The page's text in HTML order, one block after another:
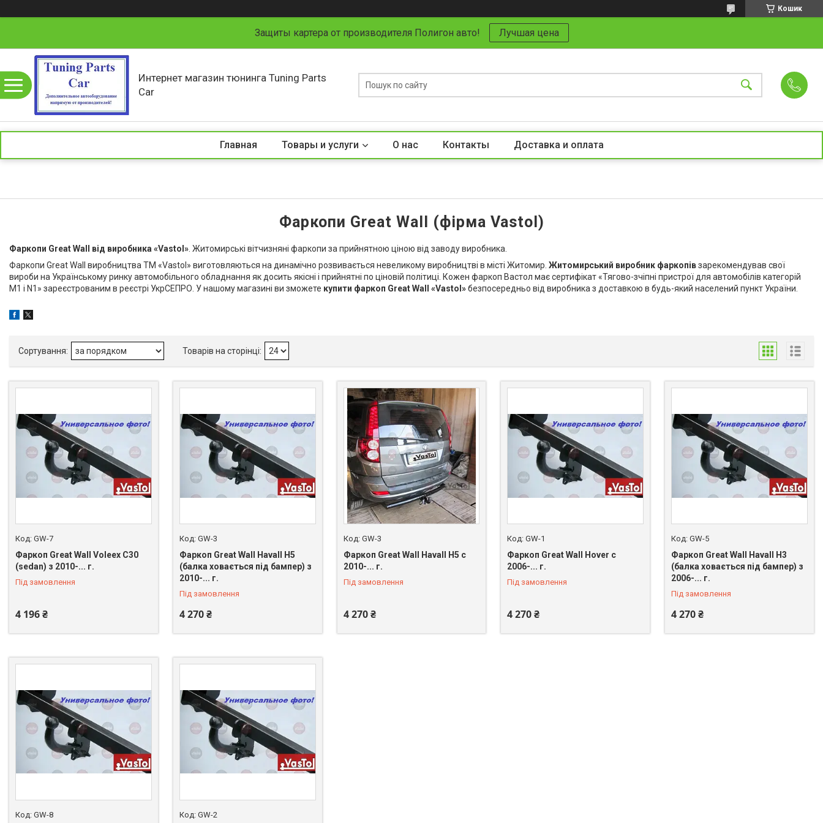
Кошик
Защиты картера от производителя Полигон авто! Лучшая цена
Интернет магазин тюнинга Tuning Parts
Car
Главная Товары и услуги О нас Контакты Доставка и оплата
Фаркопи Great Wall (фірма Vastol)
Фаркопи Great Wall від виробника «Vastol » . Житомирські вітчизняні фаркопи за прийнятною ціною від заводу виробника.
Фаркопи Great Wall виробництва ТМ «Vastol » виготовляються на динамічно розвивається невеликому виробництві в місті Житомир. Житомирський виробник фаркопівзарекомендував свої
вироби на Українському ринку автомобільного обладнання як досить якісні і прийнятні по ціновій політиці. Кожен фаркоп Вастол має сертифікат«Тягово-зчіпні пристрої для автомобілів категорій
М1 і N1» зареєстрованим в реєстрі УкрСЕПРО. У нашому магазині ви зможете купити фаркоп Great Wall «Vastol»безпосередньо від виробника з доставкою в будь-який населений пункт України.
GW-7
Фаркоп Great Wall Voleex C30
(sedan) з 2010-... г.
Під замовлення
4 196 ₴
GW-3
Фаркоп Great Wall Havall H5
(балка ховається під бампер) з
2010-... г.
Під замовлення
4 270 ₴
GW-3
Фаркоп Great Wall Havall H5 c
2010-... г.
Під замовлення
4 270 ₴
GW-1
Фаркоп Great Wall Hover c
2006-... г.
Під замовлення
4 270 ₴
GW-5
Фаркоп Great Wall Havall H3
(балка ховається під бампер) з
2006-... г.
Під замовлення
4 270 ₴
GW-8 GW-2